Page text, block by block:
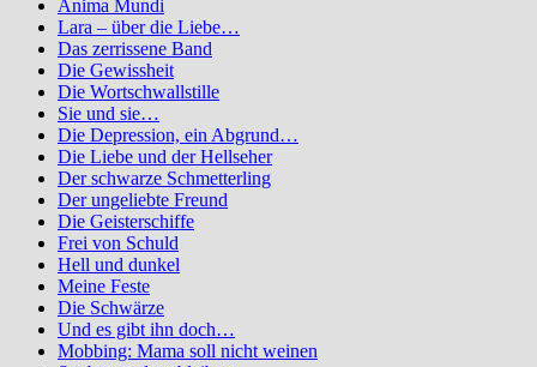
Anima Mundi
Lara – über die Liebe…
Das zerrissene Band
Die Gewissheit
Die Wortschwallstille
Sie und sie…
Die Depression, ein Abgrund…
Die Liebe und der Hellseher
Der schwarze Schmetterling
Der ungeliebte Freund
Die Geisterschiffe
Frei von Schuld
Hell und dunkel
Meine Feste
Die Schwärze
Und es gibt ihn doch…
Mobbing: Mama soll nicht weinen